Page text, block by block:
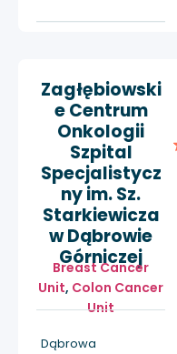
Zagłębiowski
e Centrum
Onkologii
Szpital
Specjalistycz
ny im. Sz.
Starkiewicza
w Dąbrowie
Górniczej
Breast Cancer
Unit, Colon Cancer
Unit
Dąbrowa